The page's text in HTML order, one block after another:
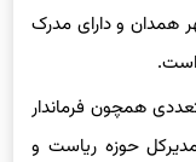
فرزاد متولد ۱۳۴۵ در شهر همدان و دارای مدرک
است.
همچون فرماندار
حوزه ریاست و